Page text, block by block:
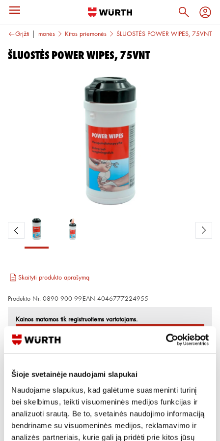
Šioje svetainėje naudojami slapukai
Naudojame slapukus, kad galėtume suasmeninti turinį
bei skelbimus, teikti visuomeninės medijos funkcijas ir
analizuoti srautą. Be to, svetainės naudojimo informaciją
bendriname su visuomeninės medijos, reklamavimo ir
analizės partneriais, kurie gali ją pridėti prie kitos jūsų
Grįžti
Higienos priemonės Kitos priemonės ŠLUOSTĖS POWER WIPES, 75VNT
ŠLUOSTĖS POWER WIPES, 75VNT
Skaityti produkto aprašymą
Produkto Nr. 0890 900 99 EAN 4046777224955
Kainos matomos tik registruotiems vartotojams.
Rašyti užklausą
Reikia daugiau informacijos?
Skambinti:+370 694 91387